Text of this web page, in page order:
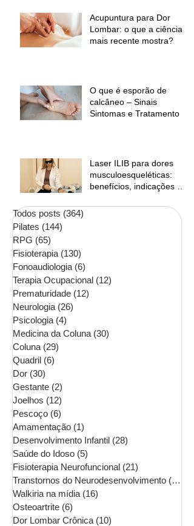
Acupuntura para Dor
Lombar: o que a ciência
mais recente mostra?
O que é esporão de
calcâneo – Sinais
Sintomas e Tratamento
Laser ILIB para dores
musculoesqueléticas:
benefícios, indicações e
Todos posts (364)
Pilates (144)
RPG (65)
Fisioterapia (130)
Fonoaudiologia (6)
Terapia Ocupacional (12)
Prematuridade (12)
Neurologia (26)
Psicologia (4)
Medicina da Coluna (30)
Coluna (29)
Quadril (6)
Dor (30)
Gestante (2)
Joelhos (12)
Pescoço (6)
Amamentação (1)
Desenvolvimento Infantil (28)
Saúde do Idoso (5)
Fisioterapia Neurofuncional (21)
Transtornos do Neurodesenvolvimento (16)
Walkiria na mídia (16)
Osteoartrite (6)
Dor Lombar Crônica (10)